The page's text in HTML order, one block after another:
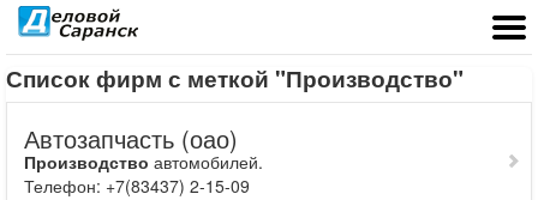
Список фирм с меткой "Производство"
Автозапчасть (оао)
Производство автомобилей.
Телефон: +7(83437) 2-15-09